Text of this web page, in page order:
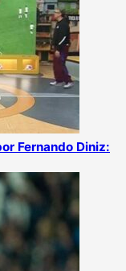
Fernando Diniz: